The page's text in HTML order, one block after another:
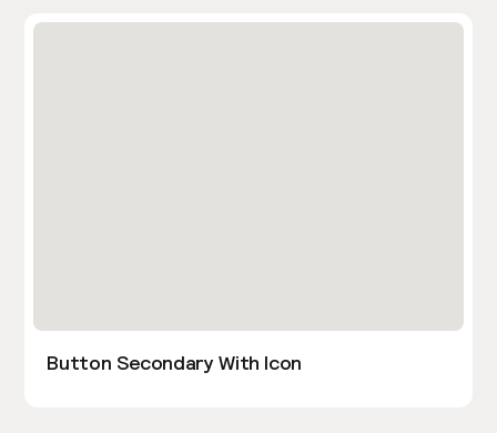
Button Secondary With Icon